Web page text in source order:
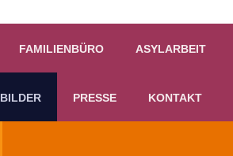
FAMILIENBÜRO ASYLARBEIT
BILDER PRESSE KONTAKT